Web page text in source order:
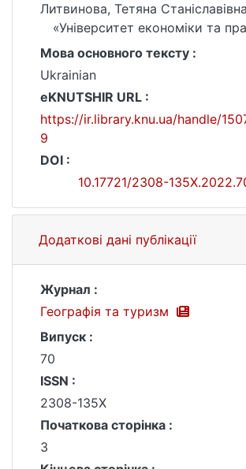
Литвинова, Тетяна Станіславівна
«Університет економіки та
Мова основного тексту :
Ukrainian
eKNUTSHIR URL :
https://ir.library.knu.ua/handle/
9
DOI :
10.17721/2308-
Додаткові дані публікації
Журнал :
Географія та туризм
Випуск :
70
ISSN :
2308-135X
Початкова сторінка :
3